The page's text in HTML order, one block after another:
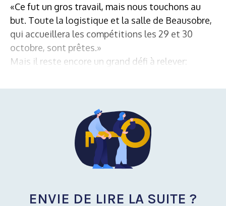
«Ce fut un gros travail, mais nous touchons au
but. Toute la logistique et la salle de Beausobre,
qui accueillera les compétitions les 29 et 30
octobre, sont prêtes.»
Mais il reste encore un grand défi à relever:
ENVIE DE LIRE LA SUITE ?